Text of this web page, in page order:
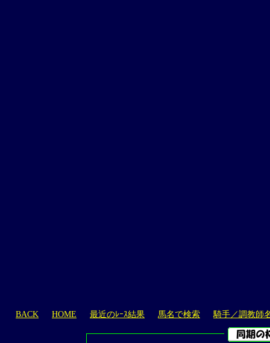
BACK HOME 最近のﾚｰｽ結果 馬名で検索 騎手／調教師